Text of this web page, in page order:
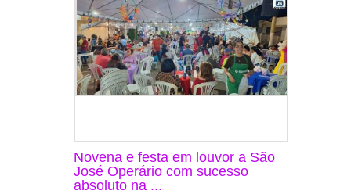
Novena e festa em louvor a São
José Operário com sucesso
absoluto na ...